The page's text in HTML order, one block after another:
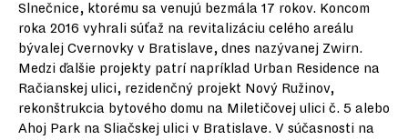
Slnečnice, ktorému sa venujú bezmála 17 rokov. Koncom
roka 2016 vyhrali súťaž na revitalizáciu celého areálu
bývalej Cvernovky v Bratislave, dnes nazývanej Zwirn.
Medzi ďalšie projekty patrí napríklad Urban Residence na
Račianskej ulici, rezidenčný projekt Nový Ružinov,
rekonštrukcia bytového domu na Miletičovej ulici č. 5 alebo
Ahoj Park na Sliačskej ulici v Bratislave. V súčasnosti na